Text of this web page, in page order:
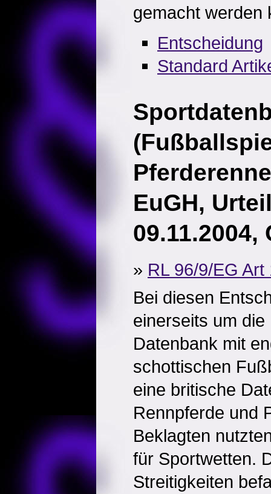
gemacht werden
Entscheidung
Standard
EuGH,
09.11.2004,
» RL 96/9/EG Art
Bei diesen
einerseits um
Datenbank mit
schottischen
eine britische
Rennpferde und
Beklagten
für Sportwetten.
Streitigkeiten